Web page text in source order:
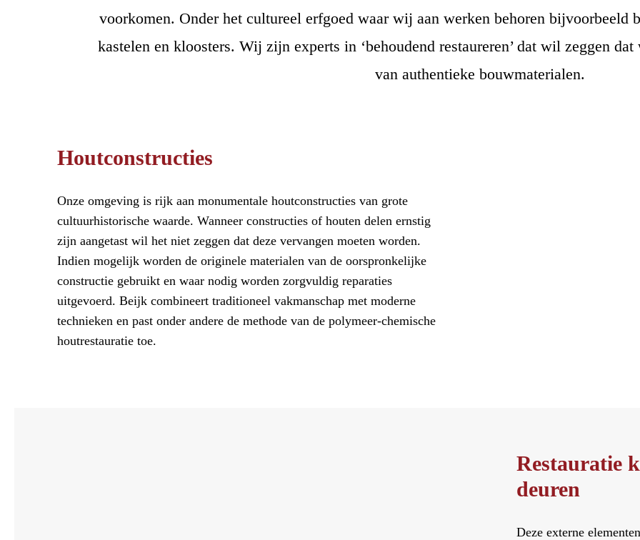
voorkomen. Onder het cultureel erfgoed waar wij aan werken behoren bijvoorbeeld
kastelen en kloosters. Wij zijn experts in ‘behoudend restaureren’ dat wil zeggen
van authentieke bouwmaterialen.
Houtconstructies
Onze omgeving is rijk aan monumentale houtconstructies van grote
cultuurhistorische waarde. Wanneer constructies of houten delen ernstig
zijn aangetast wil het niet zeggen dat deze vervangen moeten worden.
Indien mogelijk worden de originele materialen van de oorspronkelijke
constructie gebruikt en waar nodig worden zorgvuldig reparaties
uitgevoerd. Beijk combineert traditioneel vakmanschap met moderne
technieken en past onder andere de methode van de polymeer-chemische
houtrestauratie toe.
Restauratie
deuren
Deze externe